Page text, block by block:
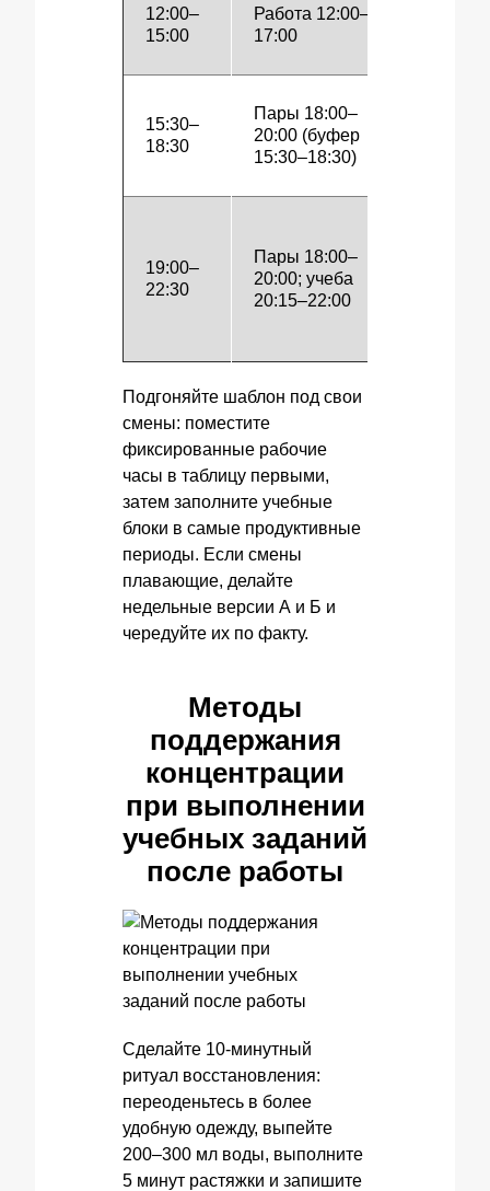
12:00–
15:00
Работа 12:00–
17:00
15:30–
18:30
Пары 18:00–
20:00 (буфер
15:30–18:30)
19:00–
22:30
Пары 18:00–
20:00; учеба
20:15–22:00
Подгоняйте шаблон под свои
смены: поместите
фиксированные рабочие
часы в таблицу первыми,
затем заполните учебные
блоки в самые продуктивные
периоды. Если смены
плавающие, делайте
недельные версии А и Б и
чередуйте их по факту.
Методы
поддержания
концентрации
при выполнении
учебных заданий
после работы
Сделайте 10‑минутный
ритуал восстановления:
переоденьтесь в более
удобную одежду, выпейте
200–300 мл воды, выполните
5 минут растяжки и запишите